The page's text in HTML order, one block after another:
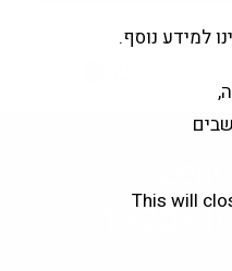
למידע נוסף.
This will